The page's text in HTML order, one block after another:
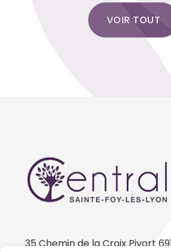
VOIR TOUT
35 Chemin de la Croix Pivort